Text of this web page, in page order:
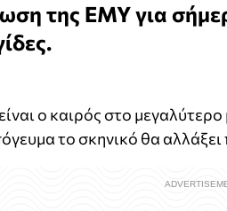
της ΕΜΥ για
ο καιρός στο
το σκηνικό θα